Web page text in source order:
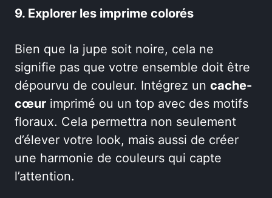
9. Explorer les imprime colorés
Bien que la jupe soit noire, cela ne
signifie pas que votre ensemble doit être
dépourvu de couleur. Intégrez un cache-
cœur imprimé ou un top avec des motifs
floraux. Cela permettra non seulement
d’élever votre look, mais aussi de créer
une harmonie de couleurs qui capte
l’attention.